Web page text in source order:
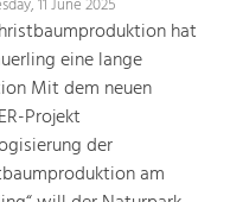
11 June 2025
hat
eine lange
Mit dem neuen
Projekt
der
am